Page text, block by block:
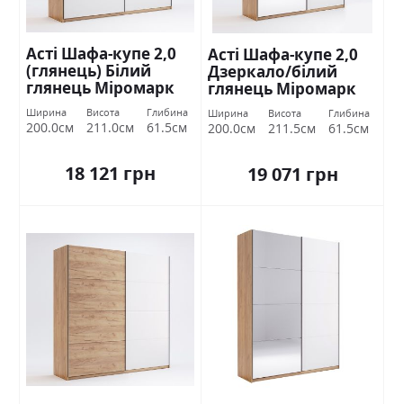
Асті Шафа-купе 2,0
(глянець) Білий
глянець Міромарк
Ширина
200.0см
Висота
211.0см
Глибина
61.5см
18 121 грн
Асті Шафа-купе 2,0
Дзеркало/білий
глянець Міромарк
Ширина
200.0см
Висота
211.5см
Глибина
61.5см
19 071 грн